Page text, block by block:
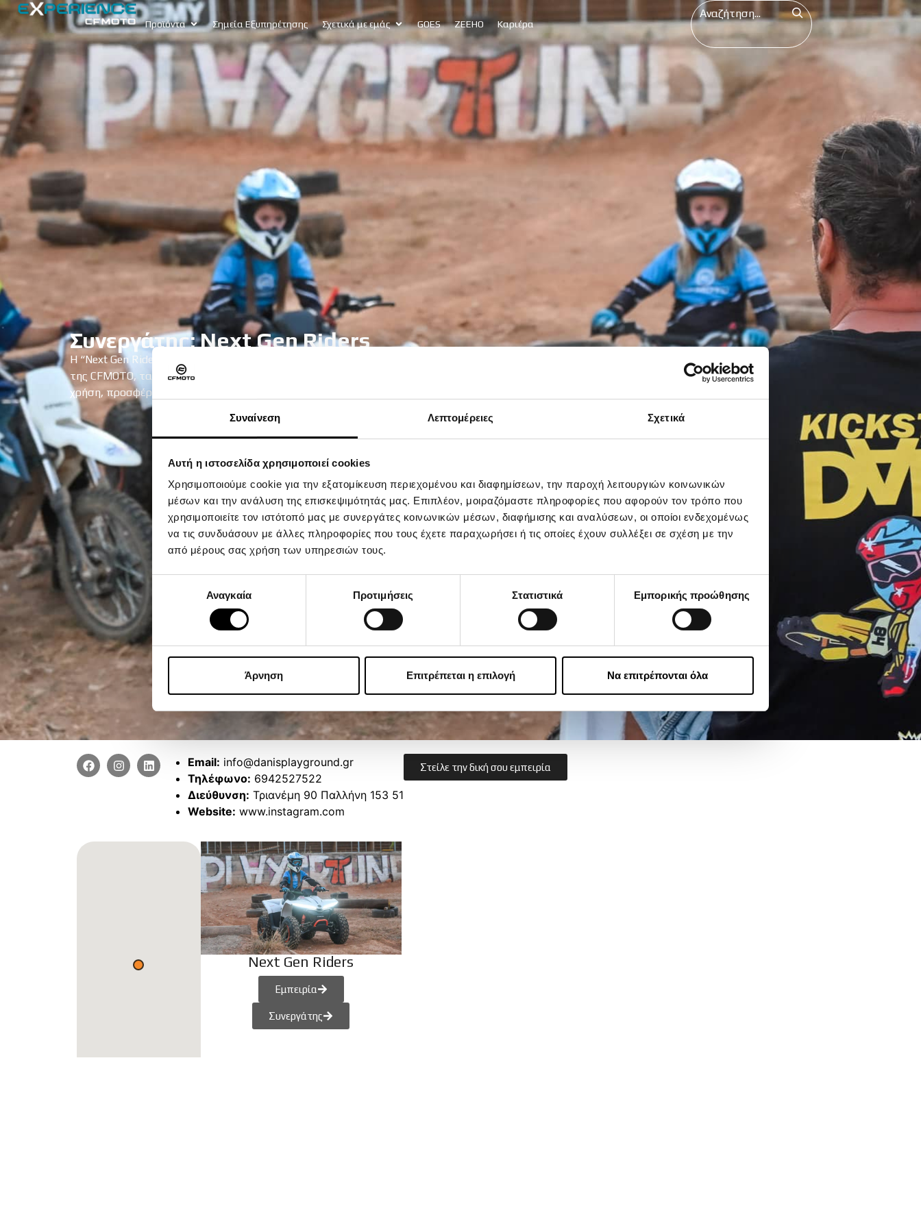
Συναίνεση Λεπτομέρειες Σχετικά
Αυτή η ιστοσελίδα χρησιμοποιεί cookies
Χρησιμοποιούμε cookie για την εξατομίκευση περιεχομένου και διαφημίσεων, την παροχή λειτουργιών κοινωνικών
μέσων και την ανάλυση της επισκεψιμότητάς μας. Επιπλέον, μοιραζόμαστε πληροφορίες που αφορούν τον τρόπο που
χρησιμοποιείτε τον ιστότοπό μας με συνεργάτες κοινωνικών μέσων, διαφήμισης και αναλύσεων, οι οποίοι ενδεχομένως
να τις συνδυάσουν με άλλες πληροφορίες που τους έχετε παραχωρήσει ή τις οποίες έχουν συλλέξει σε σχέση με την
από μέρους σας χρήση των υπηρεσιών τους.
συγκατάθεσηςΑναγκαία Προτιμήσεις Στατιστικά Εμπορικής προώθησης
Άρνηση Επιτρέπεται η επιλογή Να επιτρέπονται όλα
Προϊόντα Σημεία Εξυπηρέτησης Σχετικά με εμάς GOES ZEEHO Καριέρα
Συνεργάτης: Next Gen Riders
Η “Next Gen Riders” βασίζεται αποκλειστικά σε ηλεκτρικά παιδικά οχήματα
της CFMOTO, τα οποία συνδυάζουν καινοτομία, εργονομία και ευκολία στη
χρήση, προσφέροντας μια εμπειρία 100% φιλική προς το παιδί.
Email: info@danisplayground.gr
Τηλέφωνο: 6942527522
Διεύθυνση: Τριανέμη 90 Παλλήνη 153 51
Website: www.instagram.com
Στείλε την δική σου εμπειρία
Next Gen Riders
Εμπειρία
Συνεργάτης